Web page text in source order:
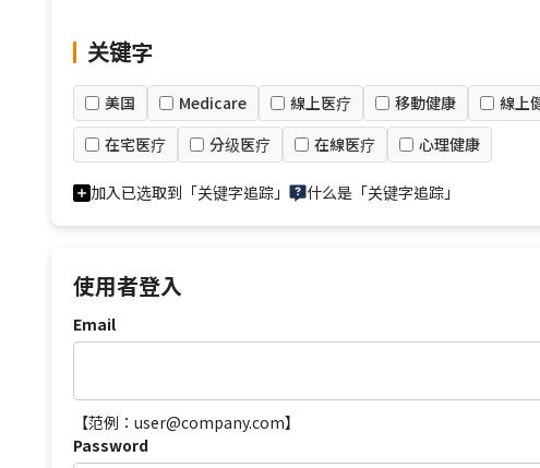
关键字
美国 Medicare 線上医疗 移動健康 線上
在宅医疗
分级医疗 在線医疗 心理健康
加入已选取到「关键字追踪」 什么是「关键字追踪」
使用者登入
Email
【范例：user@company.com】
Password